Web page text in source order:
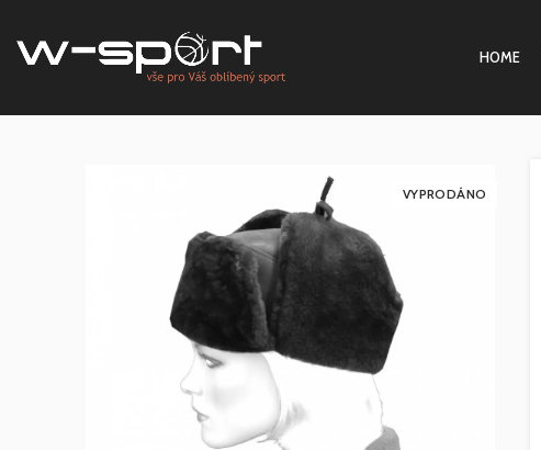
HOME
VYPRODÁNO